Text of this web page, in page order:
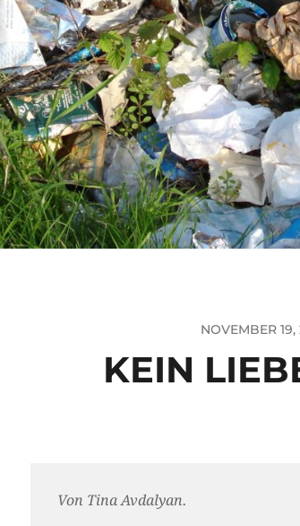
NOVEMBER 19,
KEIN
Von Tina Avdalyan.